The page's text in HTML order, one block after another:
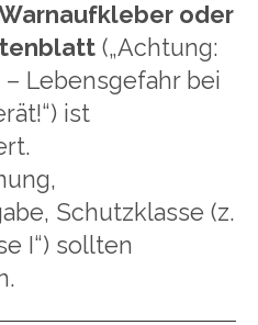
oder
(„Achtung:
Lebensgefahr bei
ist
Schutzklasse (z.
I“) sollten